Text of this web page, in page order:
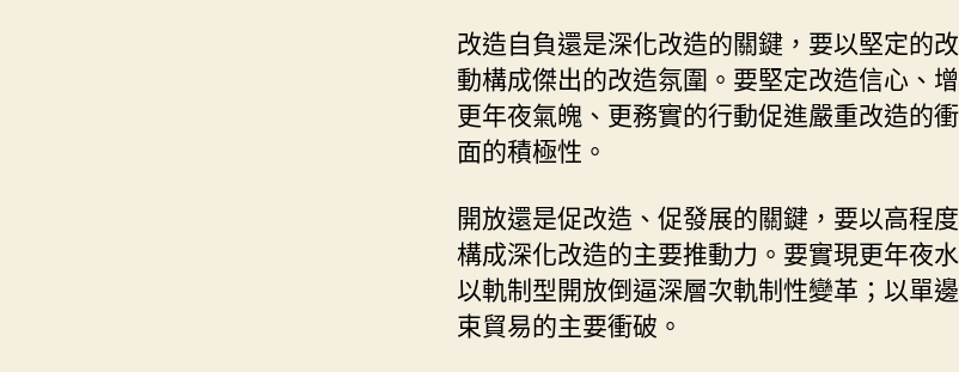
改造自負還是深化改造的關鍵，要以堅定的
動構成傑出的改造氛圍。要堅定改造信心、
更年夜氣魄、更務實的行動促進嚴重改造的
面的積極性。
開放還是促改造、促發展的關鍵，要以高程
構成深化改造的主要推動力。要實現更年夜
以軌制型開放倒逼深層次軌制性變革；以單
束貿易的主要衝破。